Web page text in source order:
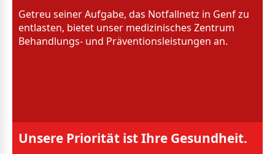
Getreu seiner Aufgabe, das Notfallnetz in Genf zu
entlasten, bietet unser medizinisches Zentrum
Behandlungs- und Präventionsleistungen an.
Unsere Priorität ist Ihre Gesundheit.